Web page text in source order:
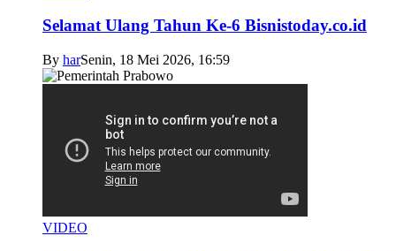
Selamat Ulang Tahun Ke-6 Bisnistoday.co.id
By harSenin, 18 Mei 2026, 16:59
VIDEO